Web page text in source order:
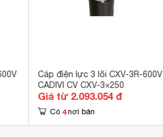
Cáp điện lực 3 lõi CXV-3R-600V
CADIVI CV CXV-3×250
Giá từ 2.093.054 đ
Có 4 nơi bán